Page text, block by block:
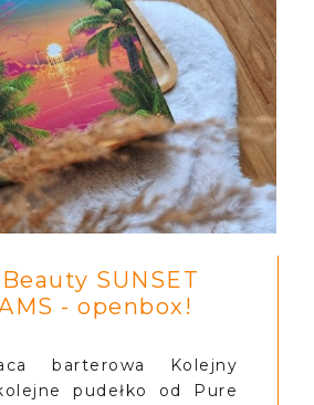
SUNSET
- openbox!
barterowa Kolejny
pudełko od Pure